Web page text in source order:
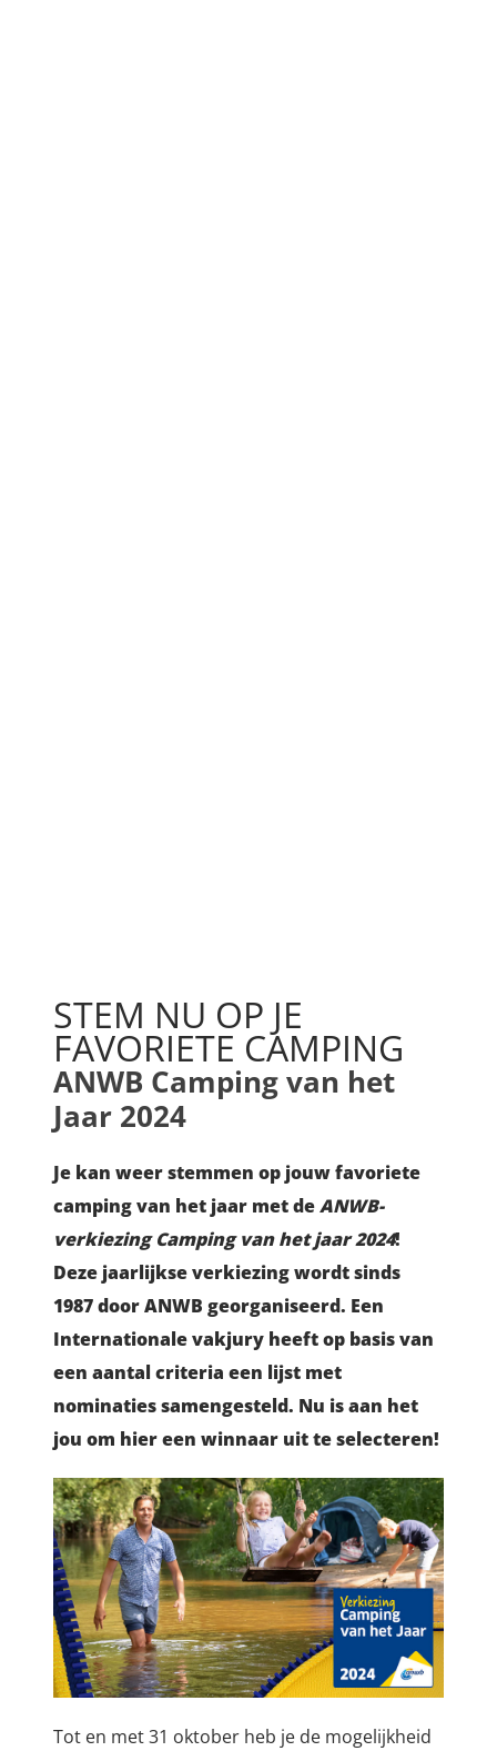
STEM NU OP JE
FAVORIETE CAMPING
ANWB Camping van het
Jaar 2024
Je kan weer stemmen op jouw favoriete
camping van het jaar met deANWB-
verkiezing Camping van het jaar 2024!
Deze jaarlijkse verkiezing wordt sinds
1987 door ANWB georganiseerd. Een
Internationale vakjury heeft op basis van
een aantal criteria een lijst met
nominaties samengesteld. Nu is aan het
jou om hier een winnaar uit te selecteren!
Tot en met 31 oktober heb je de mogelijkheid